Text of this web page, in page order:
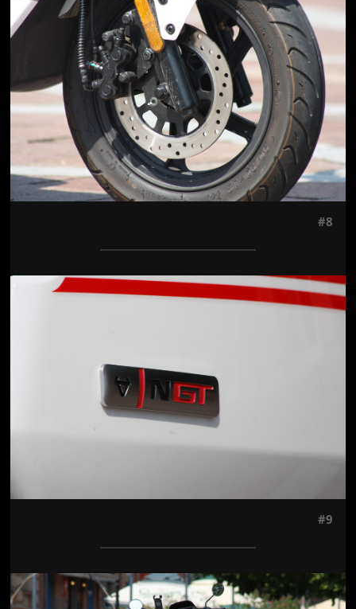
#8
Jön még kép!
#9
Jön még kép!